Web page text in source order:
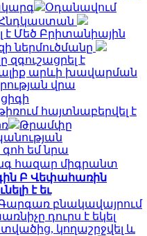
Օդանավում
Հնդկաստան
է Մեծ Բրիտանիային
ներմուծմանը
է
արևի խավարման
վրա
հայտնաբերվել է
Թրամփը
եմ նրա
հազար միգրանտ
Բ Վեփահառին
է եւ
բնակավայրում
դուրս է եկել
կողաշրջվել և